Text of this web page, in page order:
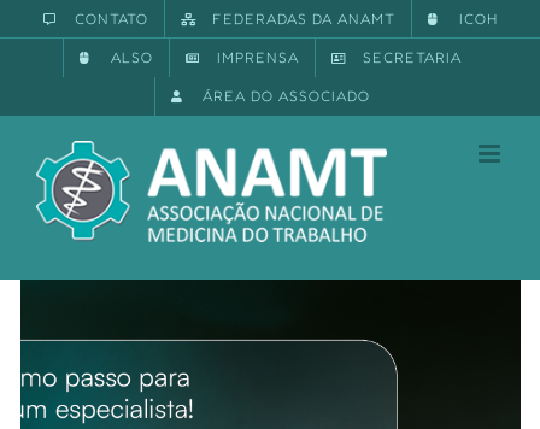
para
CONTATO FEDERADAS DA ANAMT ICOH
ALSO IMPRENSA SECRETARIA
ÁREA DO ASSOCIADO